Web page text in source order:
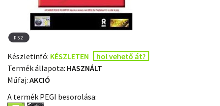
PS2
Készletinfó: KÉSZLETEN
hol vehető át?
Termék állapota: HASZNÁLT
Műfaj: AKCIÓ
A termék PEGI besorolása: